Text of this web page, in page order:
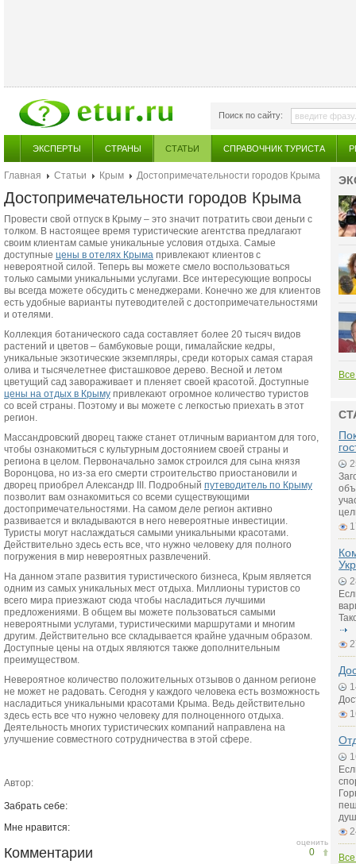
Поиск по сайту:
ЭКСПЕРТЫ СТРАНЫ СТАТЬИ СПРАВОЧНИК ТУРИСТА
Главная Статьи Крым Достопримечательности городов Крыма
Достопримечательности городов Крыма
Провести свой отпуск в Крыму – это значит потратить свои деньги с
толком. В настоящее время туристические агентства предлагают
своим клиентам самые уникальные условия отдыха. Самые
доступные цены в отелях Крыма привлекают клиентов с
невероятной силой. Теперь вы можете смело воспользоваться
только самыми уникальными услугами. Все интересующие вопросы
вы всегда можете обсудить с менеджерами. Конечно же для клиентов
есть удобные варианты путеводителей с достопримечательностями
и отелями.
Коллекция ботанического сада составляет более 20 тысяч видов
растений и цветов – бамбуковые рощи, гималайские кедры,
уникальные экзотические экземпляры, среди которых самая старая
олива и тысячелетнее фисташковое дерево. Весной и летом
цветущий сад завораживает и пленяет своей красотой. Доступные
цены на отдых в Крыму привлекают огромное количество туристов
со всей страны. Поэтому и вы можете с легкостью приехать в этот
регион.
Массандровский дворец также станет отличным вариантом для того,
чтобы ознакомиться с культурным достоянием своей страны и
региона в целом. Первоначально замок строился для сына князя
Воронцова, но из-за его смерти строительство приостановили и
дворец приобрел Александр III. Подробный путеводитель по Крыму
позволит вам ознакомиться со всеми существующими
достопримечательностями. На самом деле регион активно
развивается и вкладываются в него невероятные инвестиции.
Туристы могут наслаждаться самыми уникальными красотами.
Действительно здесь есть все, что нужно человеку для полного
погружения в мир невероятных развлечений.
На данном этапе развития туристического бизнеса, Крым является
одним из самых уникальных мест отдыха. Миллионы туристов со
всего мира приезжают сюда чтобы насладиться лучшими
предложениями. В общем вы можете пользоваться самыми
невероятными услугами, туристическими маршрутами и многим
другим. Действительно все складывается крайне удачным образом.
Доступные цены на отдых являются также дополнительным
преимуществом.
Невероятное количество положительных отзывов о данном регионе
не может не радовать. Сегодня у каждого человека есть возможность
насладиться уникальными красотами Крыма. Ведь действительно
здесь есть все что нужно человеку для полноценного отдыха.
Деятельность многих туристических компаний направлена на
улучшение совместного сотрудничества в этой сфере.
Автор:
Забрать себе:
Мне нравится:
оценить
0
Комментарии